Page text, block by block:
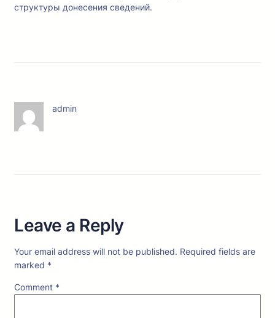
структуры донесения сведений.
admin
Leave a Reply
Your email address will not be published. Required fields are
marked *
Comment *